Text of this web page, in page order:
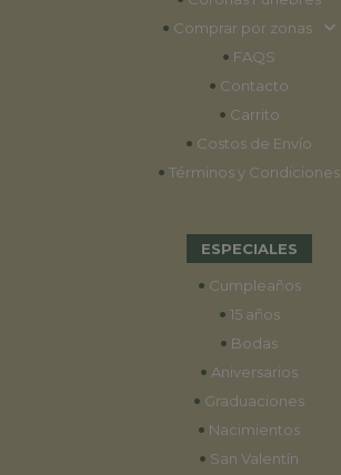
• Comprar por zonas
• FAQS
• Contacto
• Carrito
• Costos de Envío
• Términos y Condiciones
ESPECIALES
• Cumpleaños
• 15 años
• Bodas
• Aniversarios
• Graduaciones
• Nacimientos
• San Valentín